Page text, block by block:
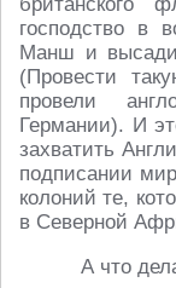
господство в
Манш и
(Провести
провели
Германии). И
захватить
подписании
колоний те,
в Северной
А что